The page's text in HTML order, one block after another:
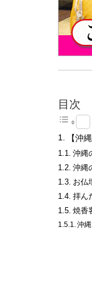
目次
【沖
沖縄
沖縄
お仏
拝ん
焼香
沖